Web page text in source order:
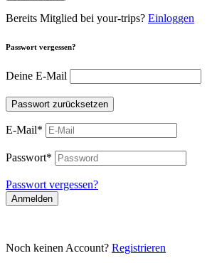
Bereits Mitglied bei your-trips? Einloggen
Passwort vergessen?
Deine E-Mail
Passwort zurücksetzen
E-Mail*
Passwort*
Passwort vergessen?
Anmelden
Noch keinen Account? Registrieren